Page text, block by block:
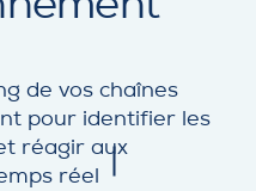
de vos chaînes
pour identifier les
réagir aux
réel